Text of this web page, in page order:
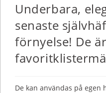
Underbara,
senaste
förnyelse! De
De kan användas på